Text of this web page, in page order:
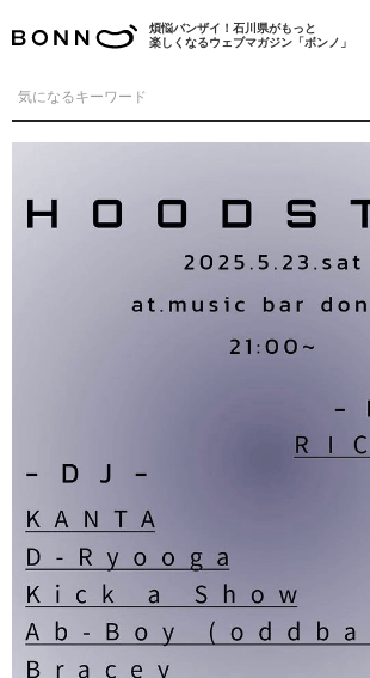
煩悩バンザイ！石川県がもっと
楽しくなるウェブマガジン「ボンノ」